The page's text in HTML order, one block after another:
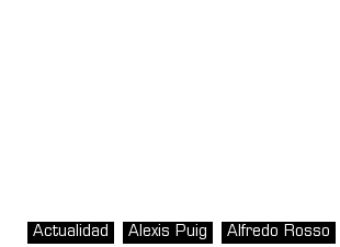
Actualidad Alexis Puig Alfredo Rosso